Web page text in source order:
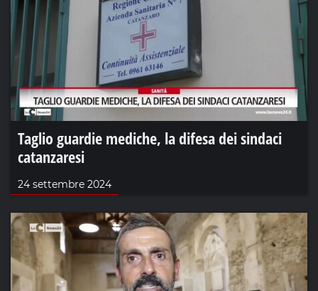
Taglio guardie mediche, la difesa dei sindaci
catanzaresi
24 settembre 2024